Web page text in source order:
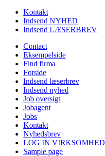
Kontakt
Indsend NYHED
Indsend LÆSERBREV
Contact
Eksempelside
Find firma
Forside
Indsend læserbrev
Indsend nyhed
Job oversigt
Jobagent
Jobs
Kontakt
Nyhedsbrev
LOG IN VIRKSOMHED
Sample page